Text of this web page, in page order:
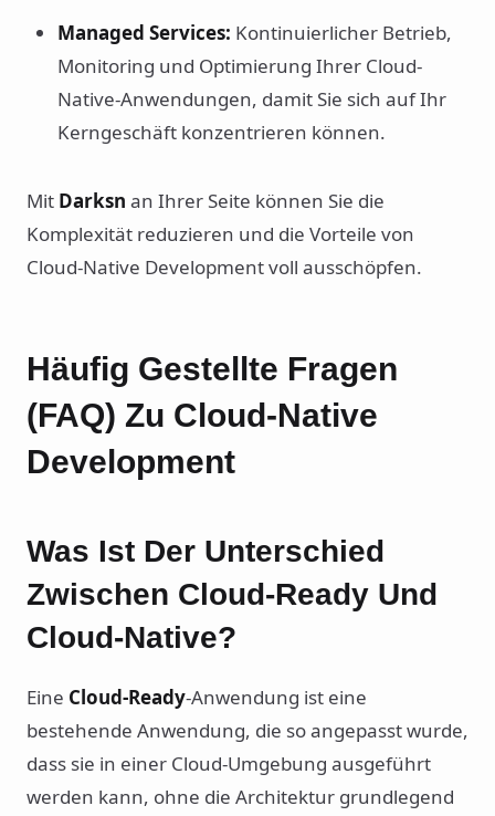
Managed Services: Kontinuierlicher Betrieb,
Monitoring und Optimierung Ihrer Cloud-
Native-Anwendungen, damit Sie sich auf Ihr
Kerngeschäft konzentrieren können.
Mit Darksn an Ihrer Seite können Sie die
Komplexität reduzieren und die Vorteile von
Cloud-Native Development voll ausschöpfen.
Häufig Gestellte Fragen
(FAQ) Zu Cloud-Native
Development
Was Ist Der Unterschied
Zwischen Cloud-Ready Und
Cloud-Native?
Eine Cloud-Ready-Anwendung ist eine
bestehende Anwendung, die so angepasst wurde,
dass sie in einer Cloud-Umgebung ausgeführt
werden kann, ohne die Architektur grundlegend